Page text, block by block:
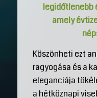
legidőtlenebb
amely
Köszönheti ezt
ragyogása és a
eleganciája
a hétköznapi